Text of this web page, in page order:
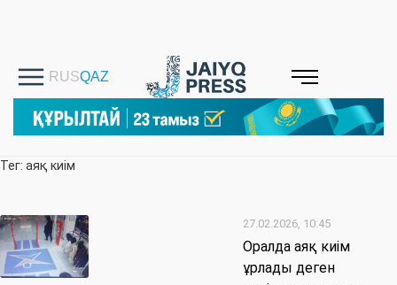
Тег: аяқ киім
27.02.2026, 10:45
Оралда аяқ киім
ұрлады деген